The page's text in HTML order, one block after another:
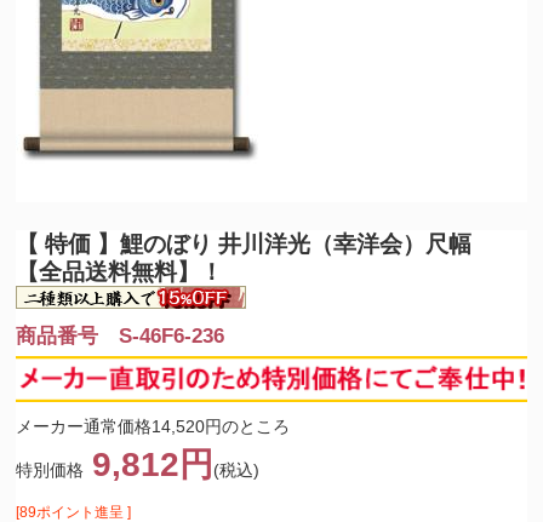
【 特価 】鯉のぼり 井川洋光（幸洋会）尺幅
【全品送料無料】！
商品番号 S-46F6-236
メーカー通常価格14,520円のところ
特別価格 9,812円 (税込)
[89ポイント進呈 ]